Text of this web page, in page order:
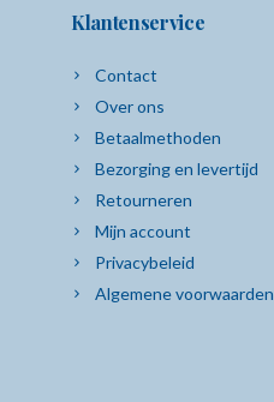
Klantenservice
Contact
Over ons
Betaalmethoden
Bezorging en levertijd
Retourneren
Mijn account
Privacybeleid
Algemene voorwaarden